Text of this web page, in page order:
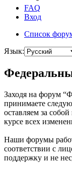
FAQ
Вход
Список
Язык:
Заходя на форум
принимаете
оставляем за
курсе всех
Наши форумы
соответствии с
поддержку и не